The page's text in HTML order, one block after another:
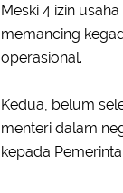
Meski 4 izin
memancing
operasional.
Kedua, belum
menteri dalam
kepada